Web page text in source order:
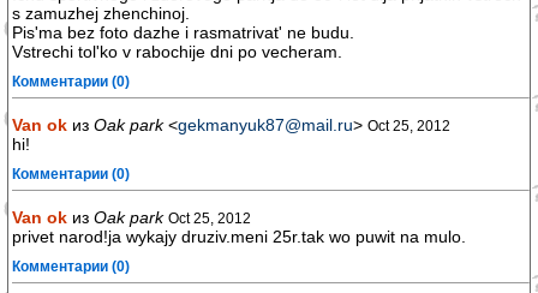
s zamuzhej zhenchinoj.
Pis'ma bez foto dazhe i rasmatrivat' ne budu.
Vstrechi tol'ko v rabochije dni po vecheram.
Комментарии (0)
Van ok из Oak park<gekmanyuk87@mail.ru> Oct 25, 2012
hi!
Комментарии (0)
Van ok из Oak park Oct 25, 2012
privet narod!ja wykajy druziv.meni 25r.tak wo puwit na mulo.
Комментарии (0)